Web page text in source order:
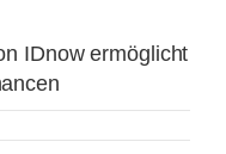
IDnow ermöglicht